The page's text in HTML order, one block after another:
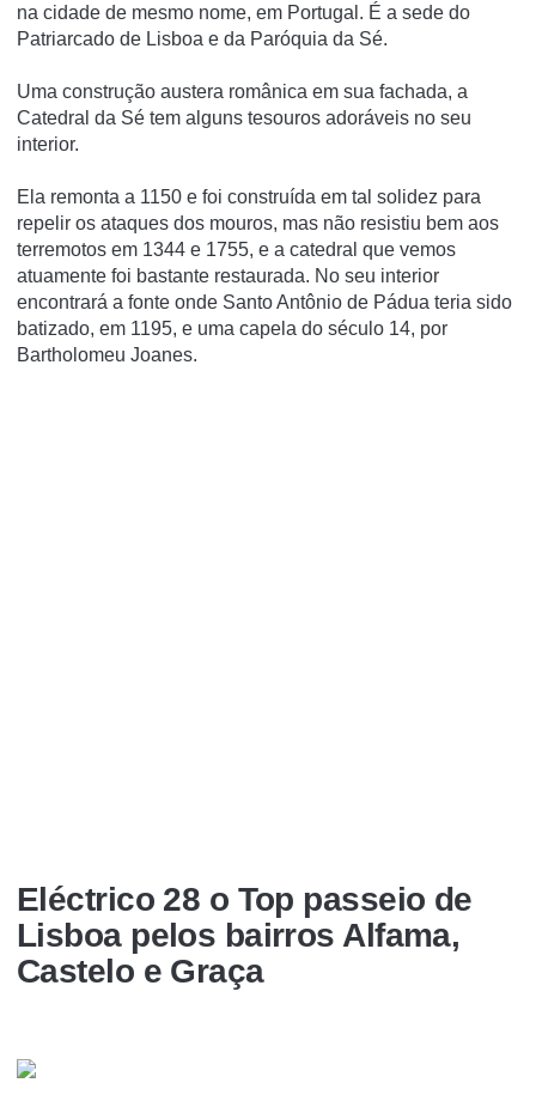
na cidade de mesmo nome, em Portugal. É a sede do
Patriarcado de Lisboa e da Paróquia da Sé.
Uma construção austera românica em sua fachada, a
Catedral da Sé tem alguns tesouros adoráveis no seu
interior.
Ela remonta a 1150 e foi construída em tal solidez para
repelir os ataques dos mouros, mas não resistiu bem aos
terremotos em 1344 e 1755, e a catedral que vemos
atuamente foi bastante restaurada. No seu interior
encontrará a fonte onde Santo Antônio de Pádua teria sido
batizado, em 1195, e uma capela do século 14, por
Bartholomeu Joanes.
Eléctrico 28 o Top passeio de
Lisboa pelos bairros Alfama,
Castelo e Graça